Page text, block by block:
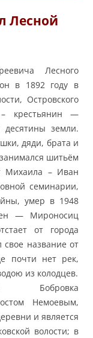
Лесной
Лесного
в 1892 году в
Островского
– крестьянин —
земли.
дяди, брата и
шитьём
Михаила – Иван
семинарии,
умер в 1948
— Мироносиц
от города
свое название от
почти нет рек,
из колодцев.
Бобровка
Немоевым,
и является
волости; в